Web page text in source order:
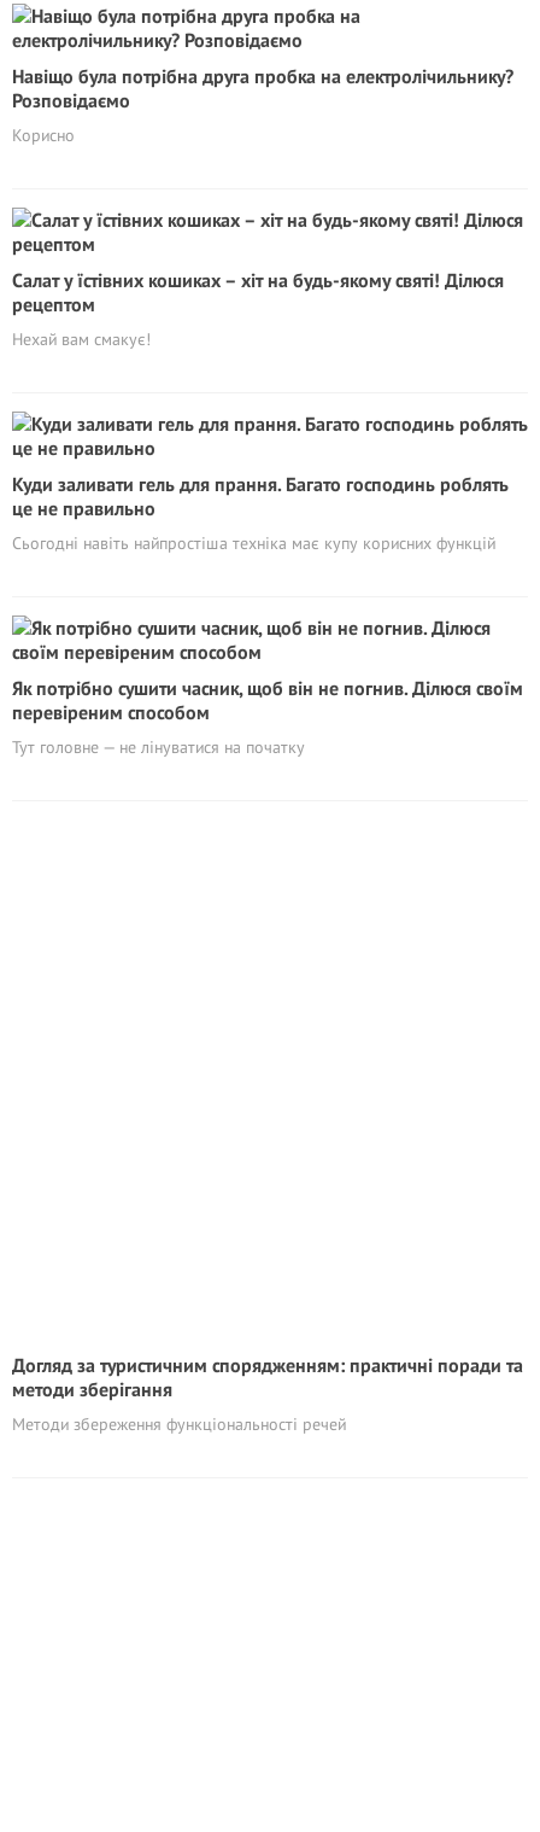
Навіщо була потрібна друга пробка на електролічильнику?
Розповідаємо
Корисно
Салат у їстівних кошиках – хiт на будь-якому святі! Ділюся
рецептом
Нехай вам смакує!
Куди заливати гель для прання. Багато господинь роблять
це не правильно
Сьогодні навіть найпростіша техніка має купу корисних функцій
Як потрібно сушити часник, щоб він не погнив. Ділюся своїм
перевіреним способом
Тут головне — не лінуватися на початку
Догляд за туристичним спорядженням: практичні поради та
методи зберігання
Методи збереження функціональності речей